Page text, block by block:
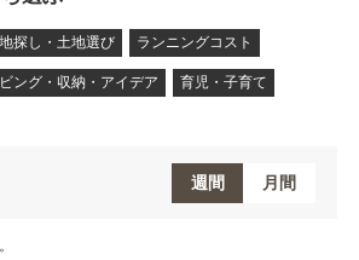
探し・土地選び ランニングコスト
ング・収納・アイデア 育児・子育て
週間 月間